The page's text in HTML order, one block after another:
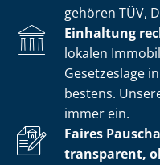
gehören TÜV,
Einhaltung
lokalen
Gesetzeslage
bestens.
immer ein.
Faires
transparent,